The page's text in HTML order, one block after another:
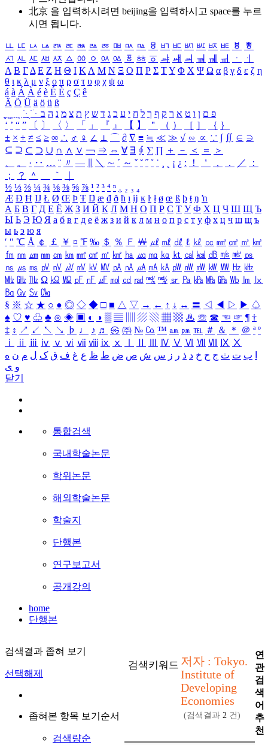
北京 을 입력하시려면 beijing을 입력하시고 space를 누르
시면 됩니다.
ㅥ ㅦ ㅧ ㅨ ㅩ ㅪ ㅫ ㅬ ㅭ ㅮ ㅯ ㅰ ㅱ ㅲ ㅳ ㅴ ㅵ ㅶ ㅷ ㅸ
ㅹ
ㅺ ㅻ ㅼ ㅽ ㅾ ㅿ ㆀ ㆁ ㆂ ㆃ ㆄ ㆅ ㆆ ㆇ ㆈ ㆉ ㆊ ㆋ ㆌ ㆍ
ㆎ
Α Β ΓΔ Ε Ζ Η Θ Ι ΚΛ Μ Ν Ξ Ο Π Ρ Σ ΤΥ Φ Χ Ψ Ω α β γ δ ε ζ η
θ ι κ λ μ ν ξ ο π ρ σ τ υ φ χ ψ ω
á à Á À é è É È ç Ç ê
Ä Ö Ü ä ö ü ß
ִֶֹ ֻּ ׁׂ פ ם ן ו ט א ר ק ף ך ל ח י ע כ ג ד ש ץ ת צ מ נ ה ב
‘ ’ “ ” 〔 〕 〈 〉 「 」 『 』 【 】 ＂ （ ） ［ ］ ｛ ｝
± × ÷ ≠ ≤ ≥ ∞ ∴ ♂ ♀ ∠ ⊥ ⌒ ∂ ∇ ≡ ≒ ≪ ≫ √ ∽ ∝ ∵ ∫ ∬ ∈ ∋
⊆ ⊇ ⊂ ⊃ ∪ ∩ ∧ ∨ ￢ ⇒ ⇔ ∀ ∃ ∮ ∑ ∏ ＋ － ＜ ＝
＞
、
。 · ‥ … ¨ 〃 ― ＼ ∼ ´ ～ ˇ ˘ ˝ ˚ ˙ ¸ ¡ ¿ ː ！ ＇ ， ． ／
：
；
？ ＾ ｀
½ ⅓ ⅔ ¼ ¾ ⅛ ⅜ ⅝ ⅞ ¹ ² ³ ⁴ ⁿ ₁ ₂ ₃ ₄
Æ Ð Ħ Ĳ Ł Ø Œ Þ Ŧ Ŋ æ đ ð ħ ı ĳ ĸ ŀ ł ø œ ß þ ŧ ŋ ŉ
А Б В Г Д Е Ё Ж З И Й К Л М Н О П Р С Т У Ф Х Ц Ч Ш Щ Ъ
Ы Ь Э Ю Я а б в г д е ё ж з и й к л м н о п р с т у ф х ц ч ш щ ъ
ы ь э ю я
′ ″ ℃ Å ￠ ￡ ￥ ¤ ℉ ‰ ＄ ％ Ｆ ￦ ㎕ ㎖ ㎗ ℓ ㎘ ㏄ ㎣ ㎤ ㎥ ㎦
㎙ ㎚ ㎛ ㎜ ㎝ ㎞ ㎟ ㎠ ㎡ ㎢ ㏊ ㎍ ㎎ ㎏ ㏏ ㎈ ㎉ ㏈ ㎧ ㎨ ㎰
㎱ ㎲ ㎳ ㎴ ㎵ ㎶ ㎷ ㎸ ㎹ ㎀ ㎁ ㎂ ㎃ ㎄ ㎺ ㎻ ㎽ ㎾ ㎿ ㎐ ㎑
㎒ ㎓ ㎔ Ω ㏀ ㏁ ㎊ ㎋ ㎌ ㏖ ㏅ ㎭ ㎮ ㎯ ㏛ ㎩ ㎪ ㎫ ㎬ ㏝ ㏐
㏓
㏃ ㏉ ㏜ ㏆
§ ※ ☆ ★ ○ ● ◎ ◇ ◆ □ ■ △ ▽ → ← ↑ ↓ ↔ 〓 ◁ ◀ ▷ ▶ ♤
♠ ♡ ♥ ♧ ♣ ⊙ ◈ ▣ ◐ ◑ ▒ ▤ ▨ ▧ ▦ ▩ ♨ ☏ ☎ ☜ ☞ ¶ †
‡ ↕ ↗ ↙ ↖ ↘ ♭ ♩ ♪ ♬ ㉿ ㈜ № ㏇ ™ ㏂ ㏘ ℡ ＃ ＆ ＊ ＠ ª º
ⅰ
ⅱ ⅲ ⅳ ⅴ ⅵ ⅶ ⅷ ⅸ ⅹ Ⅳ Ⅴ Ⅵ Ⅶ Ⅷ Ⅸ Ⅹ
ب ت ث ج ح خ د ذ ر ز س ش ص ض ط ظ ع غ ف ق ک ل م ن ه
و ی
닫기
통합검색
국내학술논문
학위논문
해외학술논문
학술지
단행본
연구보고서
공개강의
home
단행본
검색결과 좁혀 보기
선택해제
좁혀본 항목 보기순서
검색량순
검색키워드 저자 : Tokyo.
Institute of
Developing
Economies
(검색결과 2 건)
연
관
검
색
어
추
천